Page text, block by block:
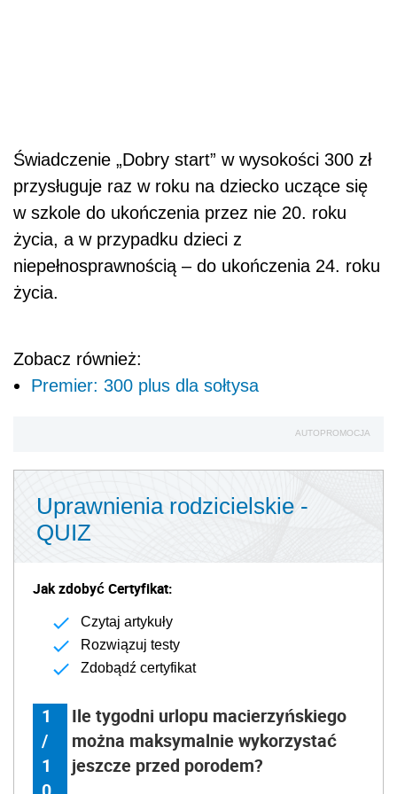
Świadczenie „Dobry start” w wysokości 300 zł
przysługuje raz w roku na dziecko uczące się
w szkole do ukończenia przez nie 20. roku
życia, a w przypadku dzieci z
niepełnosprawnością – do ukończenia 24. roku
życia.
Zobacz również:
Premier: 300 plus dla sołtysa
AUTOPROMOCJA
Uprawnienia rodzicielskie -
QUIZ
Jak zdobyć Certyfikat:
Czytaj artykuły
Rozwiązuj testy
Zdobądź certyfikat
1
/
1
Ile tygodni urlopu macierzyńskiego
można maksymalnie wykorzystać
jeszcze przed porodem?